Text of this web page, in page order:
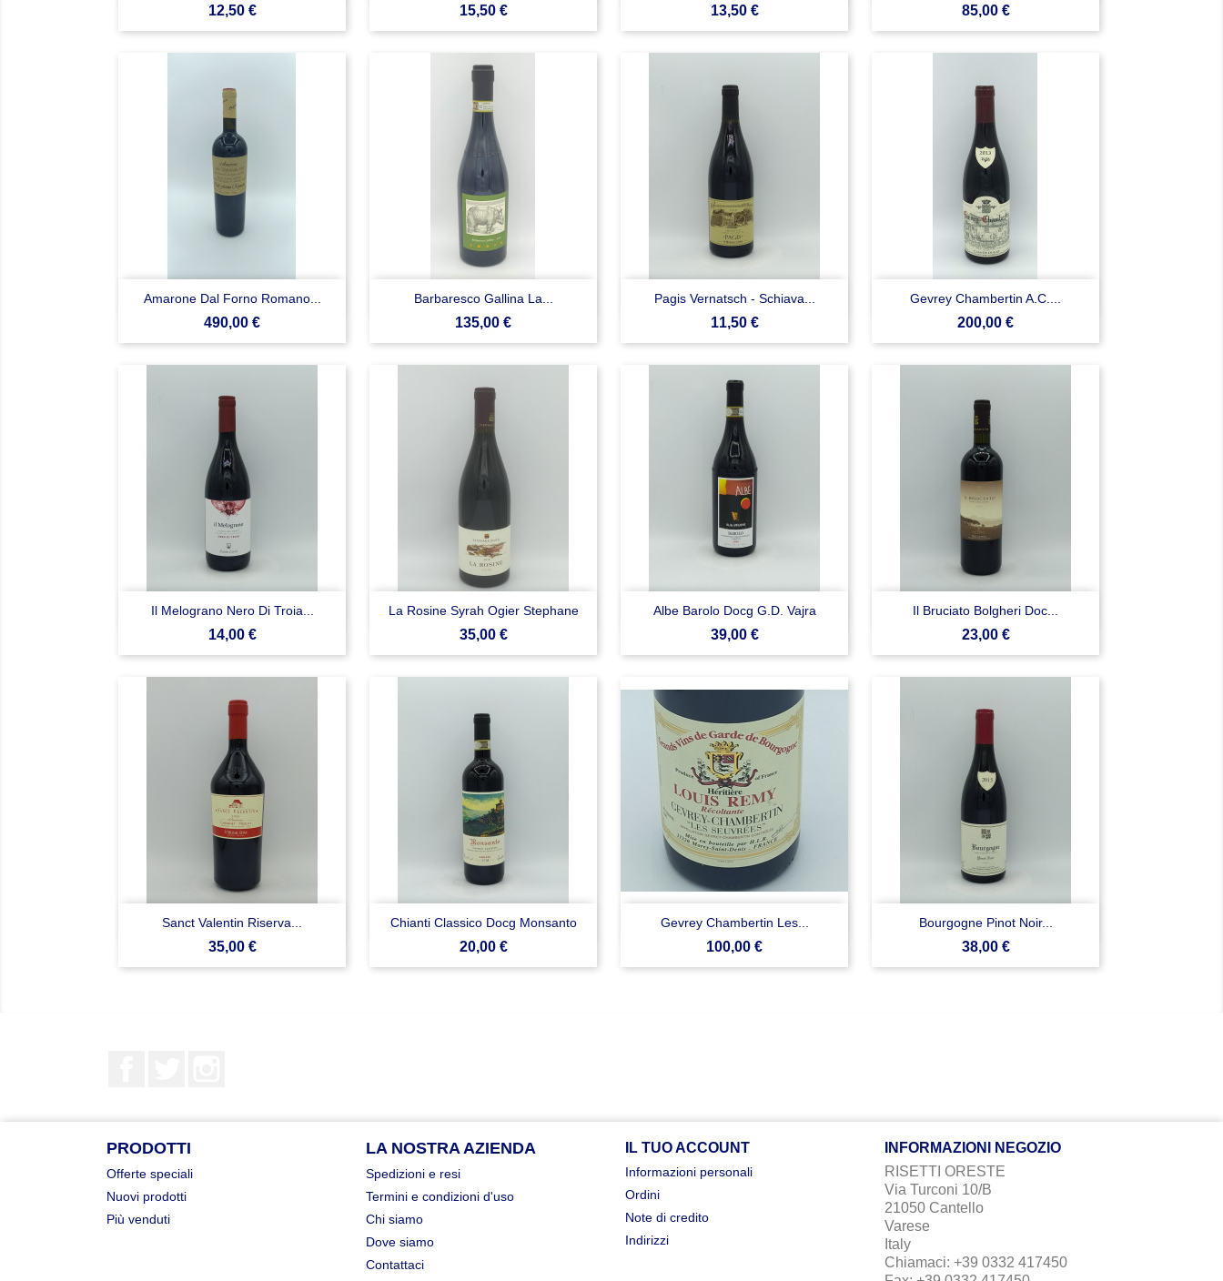
Prezzo
12,50 € Prezzo
15,50 € Prezzo
13,50 € Prezzo
85,00 €
Amarone Dal Forno Romano...
Prezzo
490,00 €
Anteprima Barbaresco Gallina La...
Prezzo
135,00 €
Anteprima Pagis Vernatsch - Schiava...
Prezzo
11,50 €
Anteprima Gevrey Chambertin A.C....
Prezzo
200,00 €
Anteprima
Il Melograno Nero Di Troia...
Prezzo
14,00 €
Anteprima La Rosine Syrah Ogier Stephane
Prezzo
35,00 €
Anteprima Albe Barolo Docg G.D. Vajra
Prezzo
39,00 €
Anteprima Il Bruciato Bolgheri Doc...
Prezzo
23,00 €
Anteprima
Sanct Valentin Riserva...
Prezzo
35,00 €
Anteprima Chianti Classico Docg Monsanto
Prezzo
20,00 €
Anteprima Gevrey Chambertin Les...
Prezzo
100,00 €
Anteprima Bourgogne Pinot Noir...
Prezzo
38,00 €
Anteprima
PRODOTTI
Offerte speciali
Nuovi prodotti
Più venduti
LA NOSTRA AZIENDA
Spedizioni e resi
Termini e condizioni d'uso
Chi siamo
Dove siamo
Contattaci
IL TUO ACCOUNT
Informazioni personali
Ordini
Note di credito
Indirizzi
INFORMAZIONI NEGOZIO
RISETTI ORESTE
Via Turconi 10/B
21050 Cantello
Varese
Italy
Chiamaci: +39 0332 417450